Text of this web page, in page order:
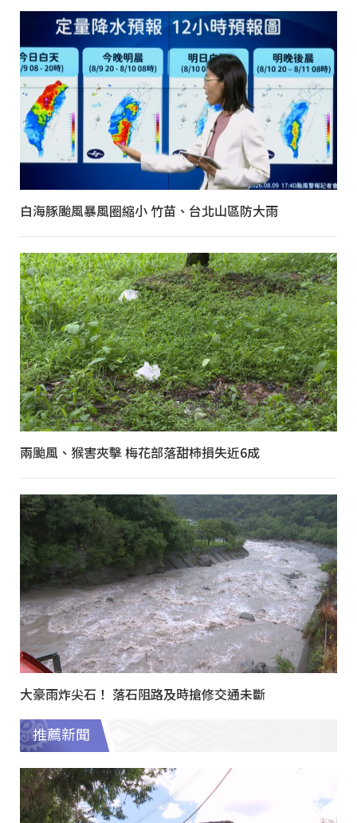
白海豚颱風暴風圈縮小 竹苗、台北山區防大雨
兩颱風、猴害夾擊 梅花部落甜柿損失近6成
大豪雨炸尖石！ 落石阻路及時搶修交通未斷
推薦新聞